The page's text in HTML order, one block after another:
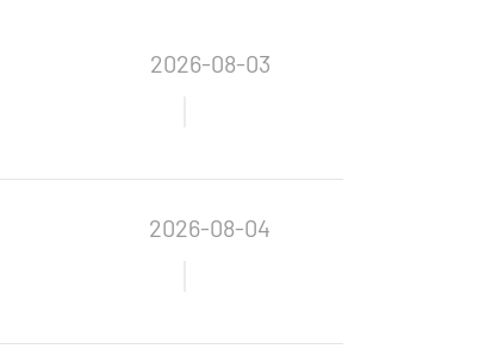
2026-08-03
2026-08-04